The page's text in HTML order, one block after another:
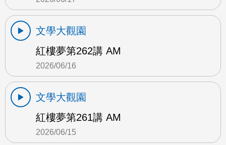
文學大觀園
紅樓夢第262講 AM
2026/06/16
文學大觀園
紅樓夢第261講 AM
2026/06/15